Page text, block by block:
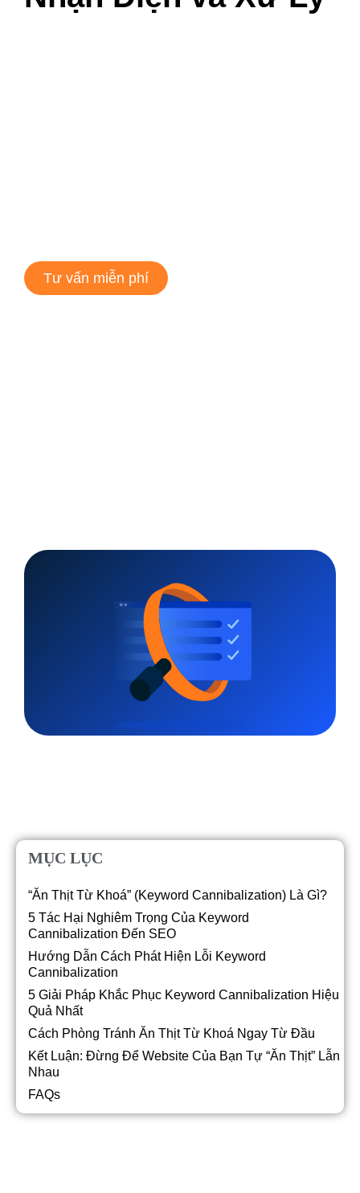
Tư vấn miễn phí
MỤC LỤC
“Ăn Thịt Từ Khoá” (Keyword Cannibalization) Là Gì?
5 Tác Hại Nghiêm Trọng Của Keyword
Cannibalization Đến SEO
Hướng Dẫn Cách Phát Hiện Lỗi Keyword
Cannibalization
5 Giải Pháp Khắc Phục Keyword Cannibalization Hiệu
Quả Nhất
Cách Phòng Tránh Ăn Thịt Từ Khoá Ngay Từ Đầu
Kết Luận: Đừng Để Website Của Bạn Tự “Ăn Thịt” Lẫn
Nhau
FAQs